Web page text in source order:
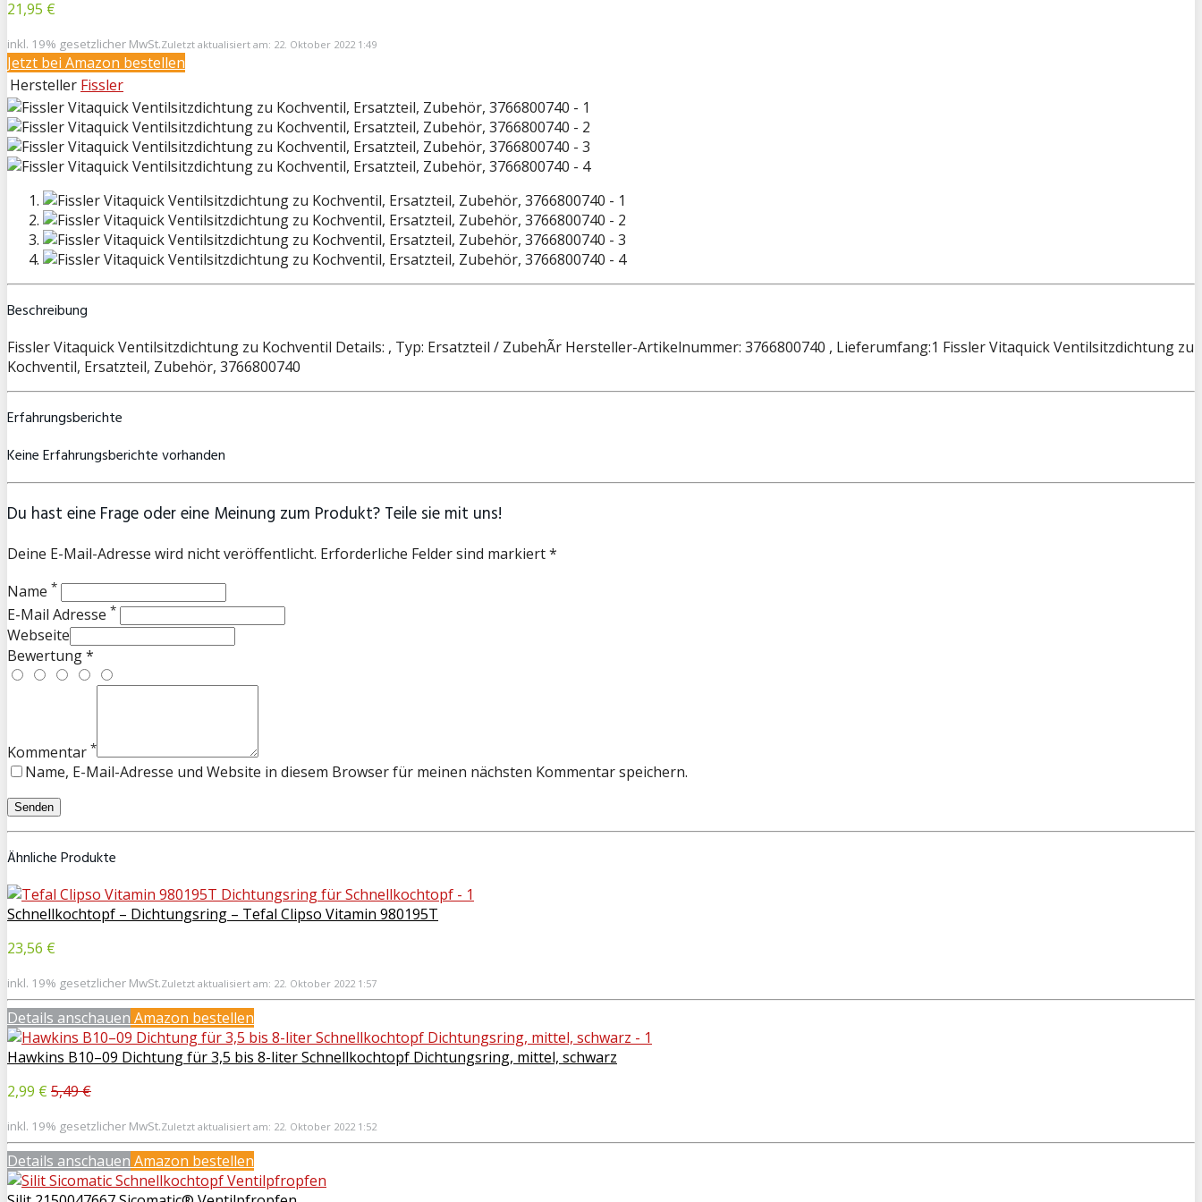
21,95 €
inkl. 19% gesetzlicher MwSt.Zuletzt aktualisiert am: 22. Oktober 2022 1:49
Jetzt bei Amazon bestellen
Hersteller Fissler
Beschreibung
Fissler Vitaquick Ventilsitzdichtung zu Kochventil Details: , Typ: Ersatzteil / ZubehÃr Hersteller-Artikelnummer: 3766800740 , Lieferumfang:1 Fissler Vitaquick Ventilsitzdichtung zu
Kochventil, Ersatzteil, Zubehör, 3766800740
Erfahrungsberichte
Keine Erfahrungsberichte vorhanden
Du hast eine Frage oder eine Meinung zum Produkt? Teile sie mit uns!
Deine E-Mail-Adresse wird nicht veröffentlicht. Erforderliche Felder sind markiert *
Name *
E-Mail Adresse *
Webseite
Bewertung *
Kommentar *
Name, E-Mail-Adresse und Website in diesem Browser für meinen nächsten Kommentar speichern.
Ähnliche Produkte
Schnellkochtopf – Dichtungsring – Tefal Clipso Vitamin 980195T
23,56 €
inkl. 19% gesetzlicher MwSt.Zuletzt aktualisiert am: 22. Oktober 2022 1:57
Details anschauen Amazon bestellen
Hawkins B10–09 Dichtung für 3,5 bis 8-liter Schnellkochtopf Dichtungsring, mittel, schwarz
2,99 € 5,49 €
inkl. 19% gesetzlicher MwSt.Zuletzt aktualisiert am: 22. Oktober 2022 1:52
Details anschauen Amazon bestellen